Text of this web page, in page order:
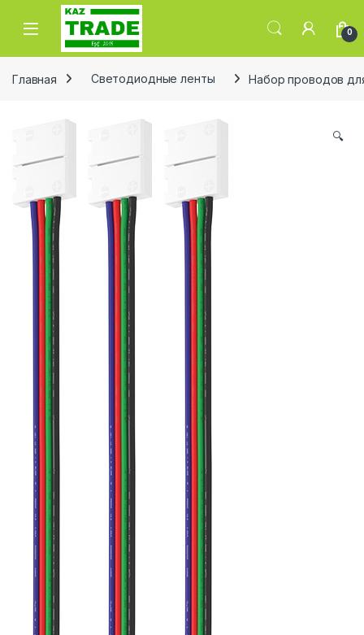
Skip to navigation
Skip to content
0
Главная Светодиодные ленты Набор проводов
🔍